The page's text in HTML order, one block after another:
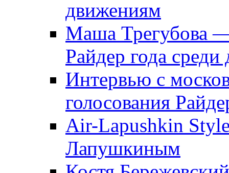
движениям
Маша Трегубова
Райдер года среди
Интервью с
голосования
Air-Lapushkin
Лапушкиным